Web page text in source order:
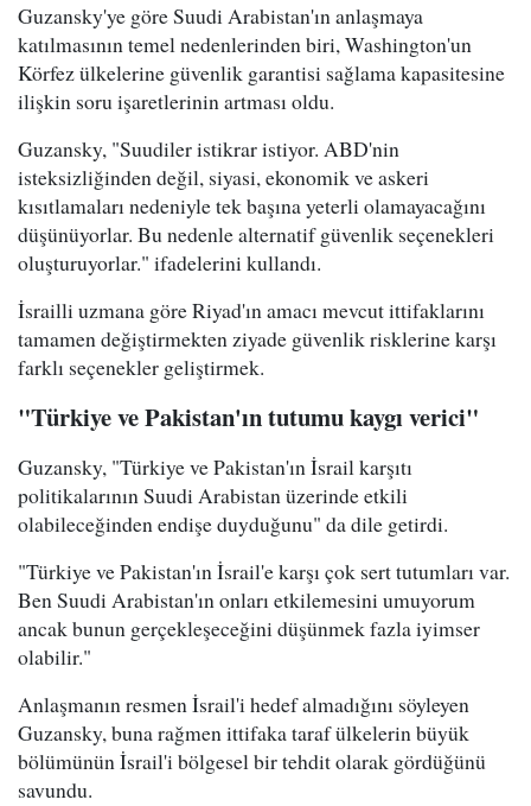
Guzansky'ye göre Suudi Arabistan'ın anlaşmaya
katılmasının temel nedenlerinden biri, Washington'un
Körfez ülkelerine güvenlik garantisi sağlama kapasitesine
ilişkin soru işaretlerinin artması oldu.
Guzansky, "Suudiler istikrar istiyor. ABD'nin
isteksizliğinden değil, siyasi, ekonomik ve askeri
kısıtlamaları nedeniyle tek başına yeterli olamayacağını
düşünüyorlar. Bu nedenle alternatif güvenlik seçenekleri
oluşturuyorlar." ifadelerini kullandı.
İsrailli uzmana göre Riyad'ın amacı mevcut ittifaklarını
tamamen değiştirmekten ziyade güvenlik risklerine karşı
farklı seçenekler geliştirmek.
"Türkiye ve Pakistan'ın tutumu kaygı verici"
Guzansky, "Türkiye ve Pakistan'ın İsrail karşıtı
politikalarının Suudi Arabistan üzerinde etkili
olabileceğinden endişe duyduğunu" da dile getirdi.
"Türkiye ve Pakistan'ın İsrail'e karşı çok sert tutumları var.
Ben Suudi Arabistan'ın onları etkilemesini umuyorum
ancak bunun gerçekleşeceğini düşünmek fazla iyimser
olabilir."
Anlaşmanın resmen İsrail'i hedef almadığını söyleyen
Guzansky, buna rağmen ittifaka taraf ülkelerin büyük
bölümünün İsrail'i bölgesel bir tehdit olarak gördüğünü
savundu.